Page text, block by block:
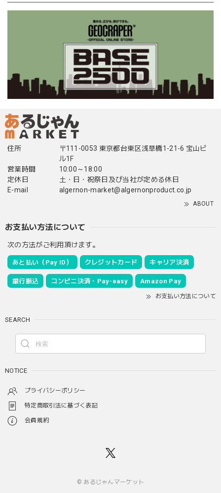
住所
〒111-0053 東京都台東区浅草橋1-21-6 宝山ビ
ル1F
営業時間
10:00～18:00
定休日
土・日・祝祭日及び当社が定める休日
E-mail
algernon-market@algernonproduct.co.jp
ABOUT
お支払い方法について
次の方法がご利用頂けます。
あと払い（Pay ID） クレジットカード キャリア決済
銀行振込 コンビニ決済・Pay-easy Amazon Pay
お支払い方法について
SEARCH
NOTICE
プライバシーポリシー
特定商取引法に基づく表記
会員規約
© あるじゃんマーケット